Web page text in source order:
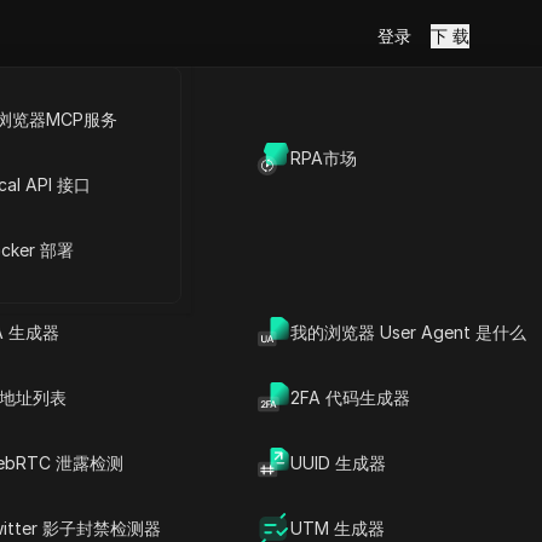
RPA市场
生成器 我的浏览器 User Agent 是什么
址列表 2FA 代码生成器
泄露检测 UUID 生成器
影子封禁检测器 UTM 生成器
览器MCP服务
API 接口
部署
登录 下 载